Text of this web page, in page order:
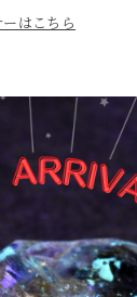
はこちら